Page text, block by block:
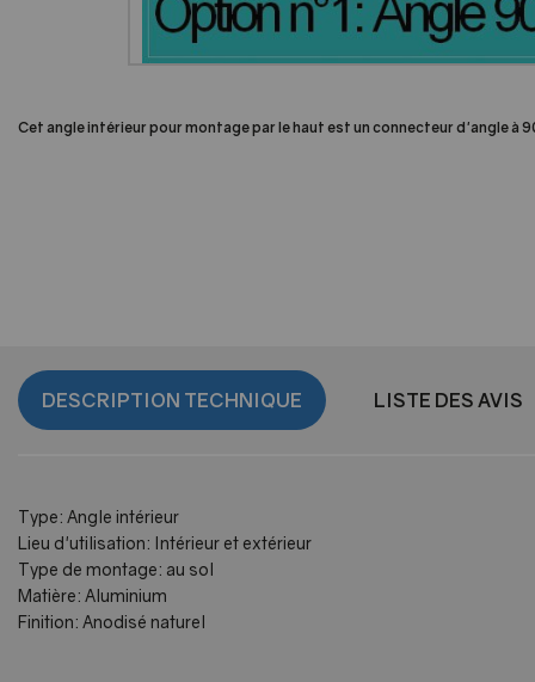
Cet angle intérieur pour montage par le haut est un connecteur d'angle à
DESCRIPTION TECHNIQUE LISTE DES AVIS
Type: Angle intérieur
Lieu d'utilisation: Intérieur et extérieur
Type de montage: au sol
Matière: Aluminium
Finition: Anodisé naturel